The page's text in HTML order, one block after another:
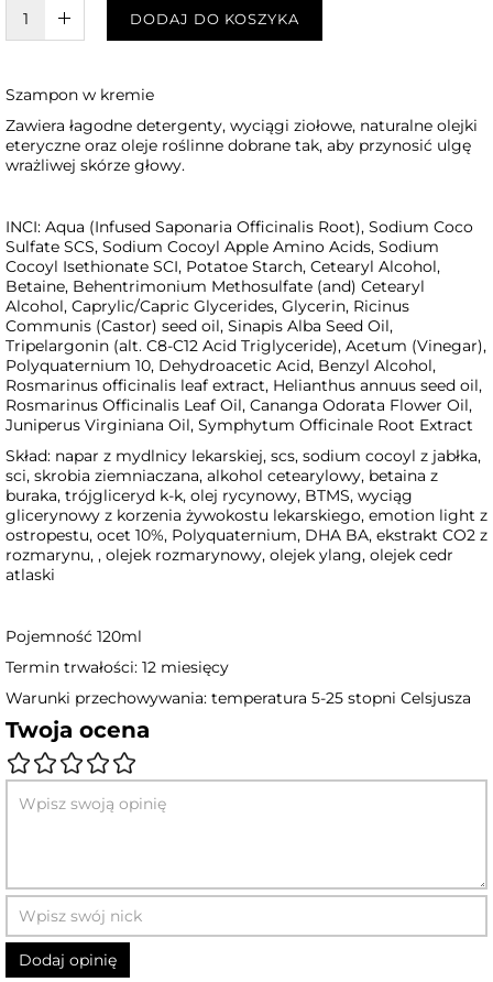
W KOSZYKU :)DODAJ DO KOSZYKA
Szampon w kremie
Zawiera łagodne detergenty, wyciągi ziołowe, naturalne olejki
eteryczne oraz oleje roślinne dobrane tak, aby przynosić ulgę
wrażliwej skórze głowy.
INCI: Aqua (Infused Saponaria Officinalis Root), Sodium Coco
Sulfate SCS, Sodium Cocoyl Apple Amino Acids, Sodium
Cocoyl Isethionate SCI, Potatoe Starch, Cetearyl Alcohol,
Betaine, Behentrimonium Methosulfate (and) Cetearyl
Alcohol, Caprylic/Capric Glycerides, Glycerin, Ricinus
Communis (Castor) seed oil, Sinapis Alba Seed Oil,
Tripelargonin (alt. C8-C12 Acid Triglyceride), Acetum (Vinegar),
Polyquaternium 10, Dehydroacetic Acid, Benzyl Alcohol,
Rosmarinus officinalis leaf extract, Helianthus annuus seed oil,
Rosmarinus Officinalis Leaf Oil, Cananga Odorata Flower Oil,
Juniperus Virginiana Oil, Symphytum Officinale Root Extract
Skład: napar z mydlnicy lekarskiej, scs, sodium cocoyl z jabłka,
sci, skrobia ziemniaczana, alkohol cetearylowy, betaina z
buraka, trójgliceryd k-k, olej rycynowy, BTMS, wyciąg
glicerynowy z korzenia żywokostu lekarskiego, emotion light z
ostropestu, ocet 10%, Polyquaternium, DHA BA, ekstrakt CO2 z
rozmarynu, , olejek rozmarynowy, olejek ylang, olejek cedr
atlaski
Pojemność 120ml
Termin trwałości: 12 miesięcy
Warunki przechowywania: temperatura 5-25 stopni Celsjusza
Twoja ocena